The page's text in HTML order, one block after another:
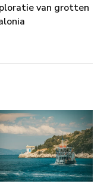
van grotten